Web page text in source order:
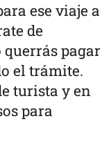
ese viaje a
de
pagar
el trámite.
turista y en
para